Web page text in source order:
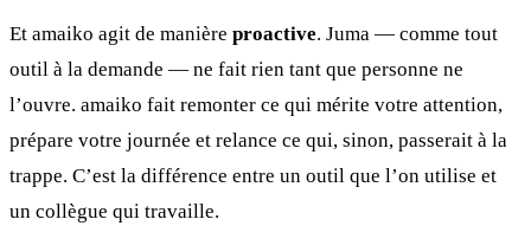
Et amaiko agit de manière proactive. Juma — comme tout
outil à la demande — ne fait rien tant que personne ne
l’ouvre. amaiko fait remonter ce qui mérite votre attention,
prépare votre journée et relance ce qui, sinon, passerait à la
trappe. C’est la différence entre un outil que l’on utilise et
un collègue qui travaille.